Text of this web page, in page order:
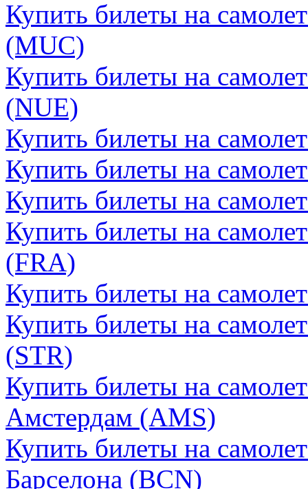
Купить билеты на
(MUC)
Купить билеты на
(NUE)
Купить билеты на
Купить билеты на
Купить билеты на
Купить билеты на
(FRA)
Купить билеты на
Купить билеты на
(STR)
Купить билеты на
Амстердам (AMS)
Купить билеты на
Барселона (BCN)